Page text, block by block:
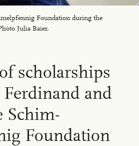
schol­ar­ships
and
Schim­
Foun­da­tion
Foundation during the
Julia Baier.